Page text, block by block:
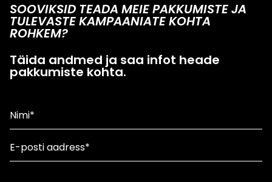
SOOVIKSID TEADA MEIE PAKKUMISTE JA
TULEVASTE KAMPAANIATE KOHTA
ROHKEM?
Täida andmed ja saa infot heade
pakkumiste kohta.